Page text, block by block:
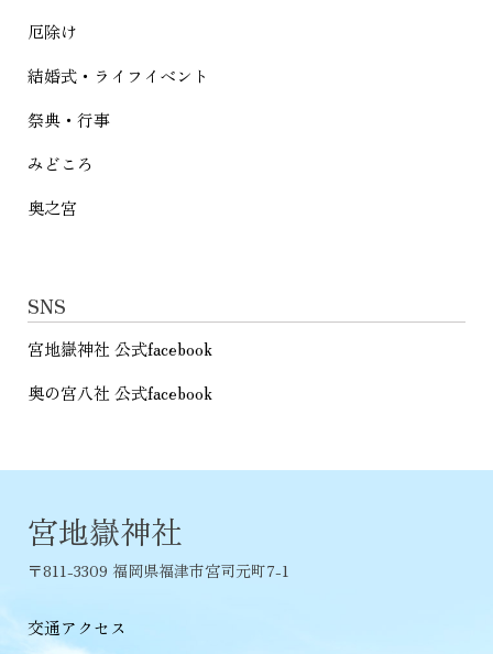
厄除け
結婚式・ライフイベント
祭典・行事
みどころ
奥之宮
SNS
宮地嶽神社 公式facebook
奥の宮八社 公式facebook
宮地嶽神社
〒811-3309 福岡県福津市宮司元町7-1
交通アクセス